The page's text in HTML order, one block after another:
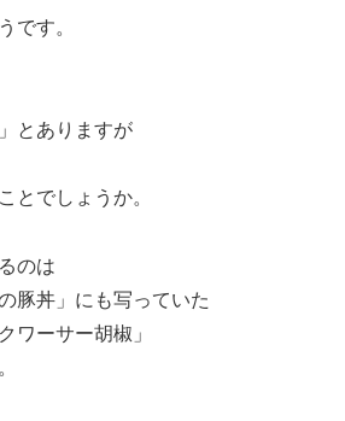
です。
とありますが
とでしょうか。
のは
豚丼」にも写っていた
ワーサー胡椒」